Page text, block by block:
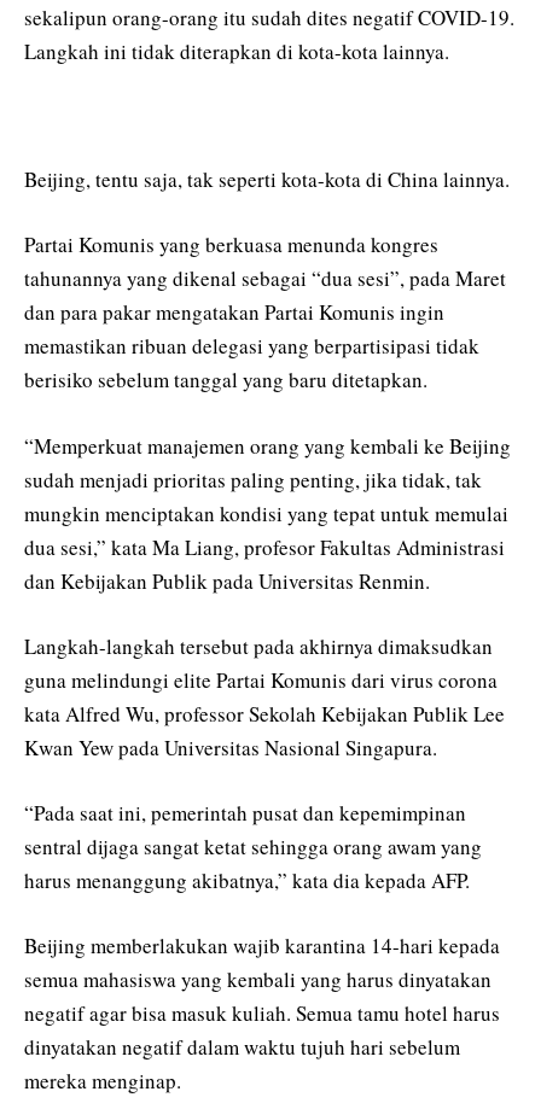
sekalipun orang-orang itu sudah dites negatif COVID-19.
Langkah ini tidak diterapkan di kota-kota lainnya.
Beijing, tentu saja, tak seperti kota-kota di China lainnya.
Partai Komunis yang berkuasa menunda kongres
tahunannya yang dikenal sebagai “dua sesi”, pada Maret
dan para pakar mengatakan Partai Komunis ingin
memastikan ribuan delegasi yang berpartisipasi tidak
berisiko sebelum tanggal yang baru ditetapkan.
“Memperkuat manajemen orang yang kembali ke Beijing
sudah menjadi prioritas paling penting, jika tidak, tak
mungkin menciptakan kondisi yang tepat untuk memulai
dua sesi,” kata Ma Liang, profesor Fakultas Administrasi
dan Kebijakan Publik pada Universitas Renmin.
Langkah-langkah tersebut pada akhirnya dimaksudkan
guna melindungi elite Partai Komunis dari virus corona
kata Alfred Wu, professor Sekolah Kebijakan Publik Lee
Kwan Yew pada Universitas Nasional Singapura.
“Pada saat ini, pemerintah pusat dan kepemimpinan
sentral dijaga sangat ketat sehingga orang awam yang
harus menanggung akibatnya,” kata dia kepada AFP.
Beijing memberlakukan wajib karantina 14-hari kepada
semua mahasiswa yang kembali yang harus dinyatakan
negatif agar bisa masuk kuliah. Semua tamu hotel harus
dinyatakan negatif dalam waktu tujuh hari sebelum
mereka menginap.